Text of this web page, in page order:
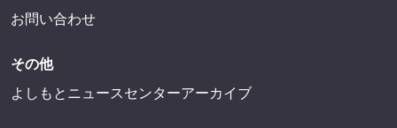
お問い合わせ
その他
よしもとニュースセンターアーカイブ